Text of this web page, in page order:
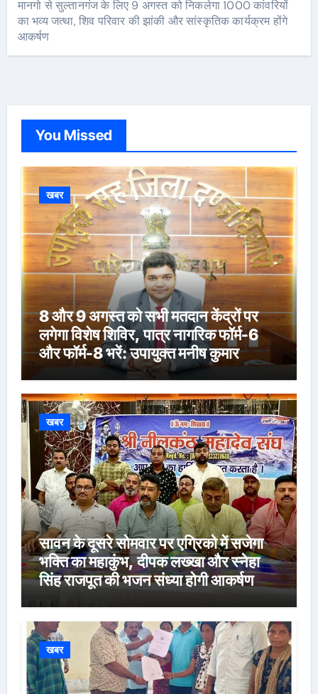
मानगो से सुल्तानगंज के लिए 9 अगस्त को निकलेगा 1000 कांवरियों
का भव्य जत्था, शिव परिवार की झांकी और सांस्कृतिक कार्यक्रम होंगे
आकर्षण
You Missed
खबर
8 और 9 अगस्त को सभी मतदान केंद्रों पर
लगेगा विशेष शिविर, पात्र नागरिक फॉर्म-6
और फॉर्म-8 भरें: उपायुक्त मनीष कुमार
खबर
सावन के दूसरे सोमवार पर एग्रिको में सजेगा
भक्ति का महाकुंभ, दीपक लख्खा और स्नेहा
सिंह राजपूत की भजन संध्या होगी आकर्षण
खबर